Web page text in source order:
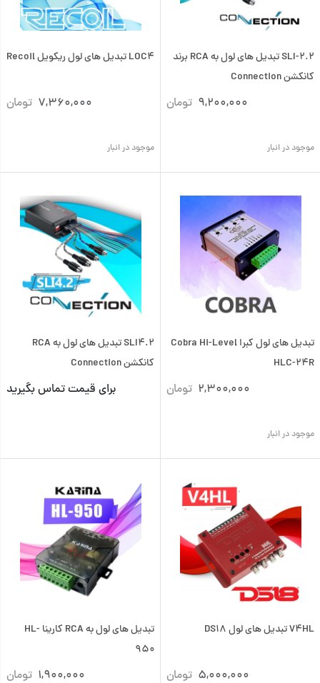
SLI-2.2 تبدیل های لول به RCA برند
کانکشن Connection
9,200,000 تومان
موجود در انبار
LOC4 تبدیل های لول ریکویل Recoil
7,360,000 تومان
موجود در انبار
تبدیل های لول کبرا Cobra Hi-Level
HLC-24R
2,300,000 تومان
موجود در انبار
SLI4.2 تبدیل های لول به RCA
کانکشن Connection
برای قیمت تماس بگیرید
V4HL تبدیل های لول DS18
5,000,000 تومان
تبدیل های لول به RCA کارینا HL-
950
1,900,000 تومان